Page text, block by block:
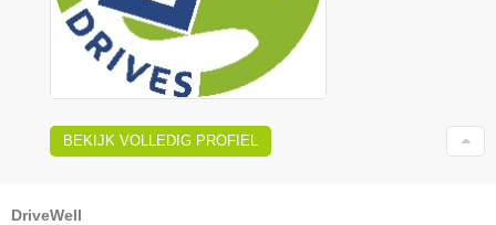
BEKIJK VOLLEDIG PROFIEL
DriveWell